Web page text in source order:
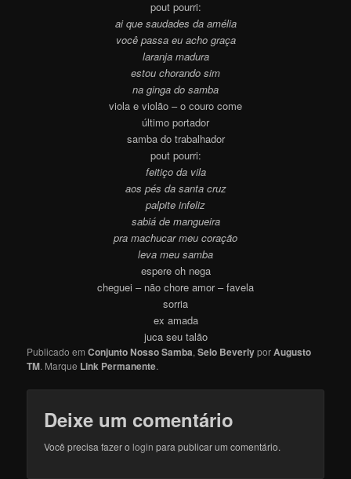
pout pourri:
ai que saudades da amélia
você passa eu acho graça
laranja madura
estou chorando sim
na ginga do samba
viola e violão – o couro come
último portador
samba do trabalhador
pout pourri:
feitiço da vila
aos pés da santa cruz
palpite infeliz
sabiá de mangueira
pra machucar meu coração
leva meu samba
espere oh nega
cheguei – não chore amor – favela
sorria
ex amada
juca seu talão
Publicado emConjunto Nosso Samba,Selo BeverlyporAugusto
TM. Marque Link Permanente.
Deixe um comentário
Você precisa fazer ologin para publicar um comentário.